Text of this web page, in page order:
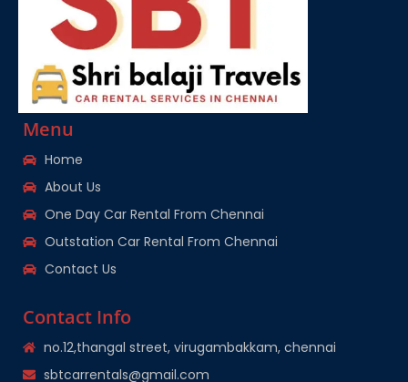
Menu
Home
About Us
One Day Car Rental From Chennai
Outstation Car Rental From Chennai
Contact Us
Contact Info
no.12,thangal street, virugambakkam, chennai
sbtcarrentals@gmail.com